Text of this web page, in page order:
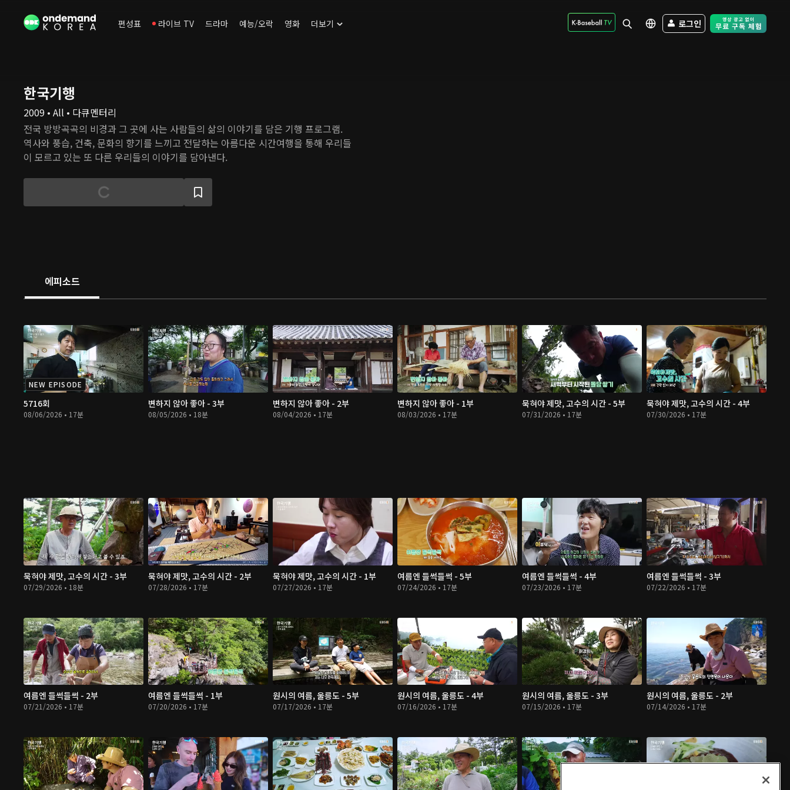
편성표 라이브 TV 드라마 예능/오락 영화 더보기 로그인 Free Trial -
한국기행
2009 • All • 다큐멘터리
전국 방방곡곡의 비경과 그 곳에 사는 사람들의 삶의 이야기를 담은 기행 프로그램.
역사와 풍습, 건축, 문화의 향기를 느끼고 전달하는 아름다운 시간여행을 통해 우리들
이 모르고 있는 또 다른 우리들의 이야기를 담아낸다.
에피소드
NEW EPISODE
5716회
08/06/2026 • 17분
변하지 않아 좋아 - 3부
08/05/2026 • 18분
변하지 않아 좋아 - 2부
08/04/2026 • 17분
변하지 않아 좋아 - 1부
08/03/2026 • 17분
묵혀야 제맛, 고수의 시간 - 5부
07/31/2026 • 17분
묵혀야 제맛, 고수의 시간 - 4부
07/30/2026 • 17분
묵혀야 제맛, 고수의 시간 - 3부
07/29/2026 • 18분
묵혀야 제맛, 고수의 시간 - 2부
07/28/2026 • 17분
묵혀야 제맛, 고수의 시간 - 1부
07/27/2026 • 17분
여름엔 들썩들썩 - 5부
07/24/2026 • 17분
여름엔 들썩들썩 - 4부
07/23/2026 • 17분
여름엔 들썩들썩 - 3부
07/22/2026 • 17분
여름엔 들썩들썩 - 2부
07/21/2026 • 17분
여름엔 들썩들썩 - 1부
07/20/2026 • 17분
원시의 여름, 울릉도 - 5부
07/17/2026 • 17분
원시의 여름, 울릉도 - 4부
07/16/2026 • 17분
원시의 여름, 울릉도 - 3부
07/15/2026 • 17분
원시의 여름, 울릉도 - 2부
07/14/2026 • 17분